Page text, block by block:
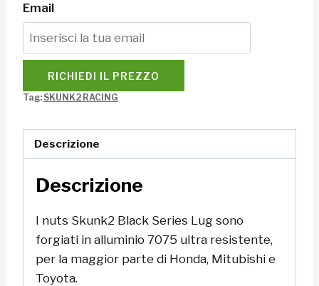
Email
RICHIEDI IL PREZZO
Tag: SKUNK2 RACING
Descrizione
Descrizione
I nuts Skunk2 Black Series Lug sono
forgiati in alluminio 7075 ultra resistente,
per la maggior parte di Honda, Mitubishi e
Toyota.